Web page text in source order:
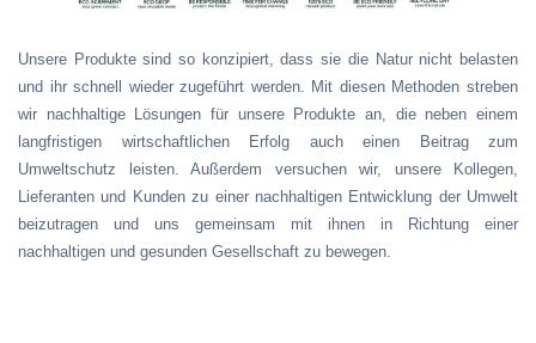
Unsere Produkte sind so konzipiert, dass sie die Natur nicht belasten
und ihr schnell wieder zugeführt werden. Mit diesen Methoden streben
wir nachhaltige Lösungen für unsere Produkte an, die neben einem
langfristigen wirtschaftlichen Erfolg auch einen Beitrag zum
Umweltschutz leisten. Außerdem versuchen wir, unsere Kollegen,
Lieferanten und Kunden zu einer nachhaltigen Entwicklung der Umwelt
beizutragen und uns gemeinsam mit ihnen in Richtung einer
nachhaltigen und gesunden Gesellschaft zu bewegen.